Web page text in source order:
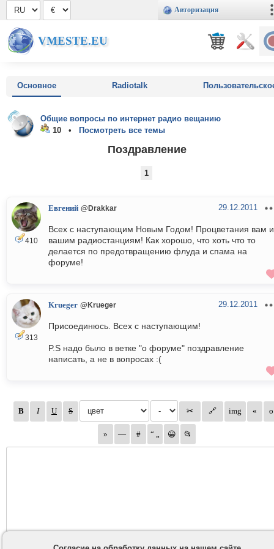
Авторизация
VMESTE.EU
Основное Radiotalk
Общие вопросы по интернет радио вещанию
10 •
Посмотреть все темы
Поздравление
1
410
Евгений @Drakkar 29.12.2011
Всех с наступающим Новым Годом! Процветания вам и
вашим радиостанциям! Как хорошо, что хоть что то
делается по предотвращению флуда и спама на
форуме!
313
Krueger @Krueger 29.12.2011
Присоединюсь. Всех с наступающим!
P.S надо было в ветке "о форуме" поздравление
написать, а не в вопросах :(